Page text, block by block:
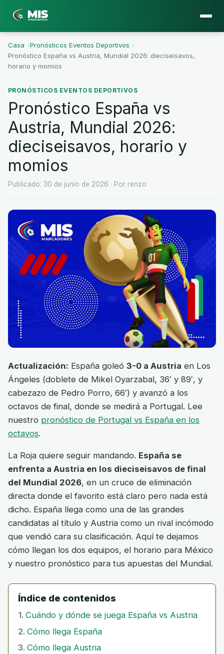
Casa ›Pronósticos Eventos Deportivos ›
Pronóstico España vs Austria, Mundial 2026: dieciseisavos,
horario y momios
PRONÓSTICOS EVENTOS DEPORTIVOS
Pronóstico España vs
Austria, Mundial 2026:
dieciseisavos, horario y
momios
Publicado: 30 de junio de 2026 · Por renzo
Actualización: España goleó 3-0 a Austria en Los
Ángeles (doblete de Mikel Oyarzabal, 36′ y 89′, y
cabezazo de Pedro Porro, 66′) y avanzó a los
octavos de final, donde se medirá a Portugal. Lee
nuestro pronóstico de Portugal vs España en los
octavos.
La Roja quiere seguir mandando. España se
enfrenta a Austria en los dieciseisavos de final
del Mundial 2026, en un cruce de eliminación
directa donde el favorito está claro pero nada está
dicho. España llega como una de las grandes
candidatas al título y Austria como un rival incómodo
que vendió cara su clasificación. Aquí te dejamos
cómo llegan los dos equipos, el horario para México
y nuestro pronóstico para tus apuestas del Mundial.
Índice de contenidos
Cuándo y dónde se juega España vs Austria
Cómo llega España
Cómo llega Austria